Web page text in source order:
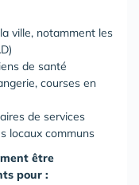
ville, notamment les
de santé
courses en
de services
locaux communs
être
pour :